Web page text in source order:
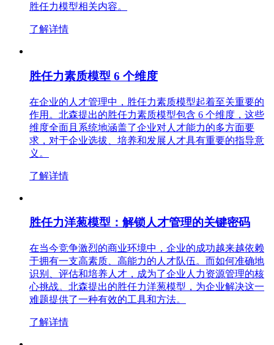
胜任力模型相关内容。
了解详情
胜任力素质模型 6 个维度
在企业的人才管理中，胜任力素质模型起着至关重要的
作用。北森提出的胜任力素质模型包含 6 个维度，这些
维度全面且系统地涵盖了企业对人才能力的多方面要
求，对于企业选拔、培养和发展人才具有重要的指导意
义。
了解详情
胜任力洋葱模型：解锁人才管理的关键密码
在当今竞争激烈的商业环境中，企业的成功越来越依赖
于拥有一支高素质、高能力的人才队伍。而如何准确地
识别、评估和培养人才，成为了企业人力资源管理的核
心挑战。北森提出的胜任力洋葱模型，为企业解决这一
难题提供了一种有效的工具和方法。
了解详情